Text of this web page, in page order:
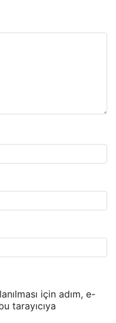
için adım, e-
tarayıcıya